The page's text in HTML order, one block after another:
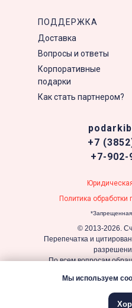
Мы используем
+7
+7-902-
Политика
ПОДДЕРЖКА
Доставка
Вопросы и ответы
Корпоративные
подарки
Как стать партнером?
© 2013-2026.
Перепечатка и
По всем вопросам